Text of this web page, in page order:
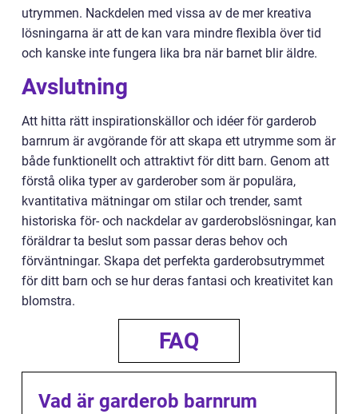
utrymmen. Nackdelen med vissa av de mer kreativa
lösningarna är att de kan vara mindre flexibla över tid
och kanske inte fungera lika bra när barnet blir äldre.
Avslutning
Att hitta rätt inspirationskällor och idéer för garderob
barnrum är avgörande för att skapa ett utrymme som är
både funktionellt och attraktivt för ditt barn. Genom att
förstå olika typer av garderober som är populära,
kvantitativa mätningar om stilar och trender, samt
historiska för- och nackdelar av garderobslösningar, kan
föräldrar ta beslut som passar deras behov och
förväntningar. Skapa det perfekta garderobsutrymmet
för ditt barn och se hur deras fantasi och kreativitet kan
blomstra.
FAQ
Vad är garderob barnrum